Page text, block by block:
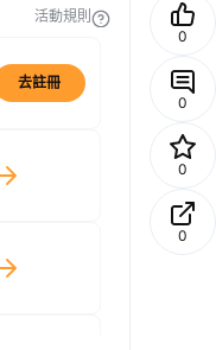
活動規則
去註冊
0
0
0
0